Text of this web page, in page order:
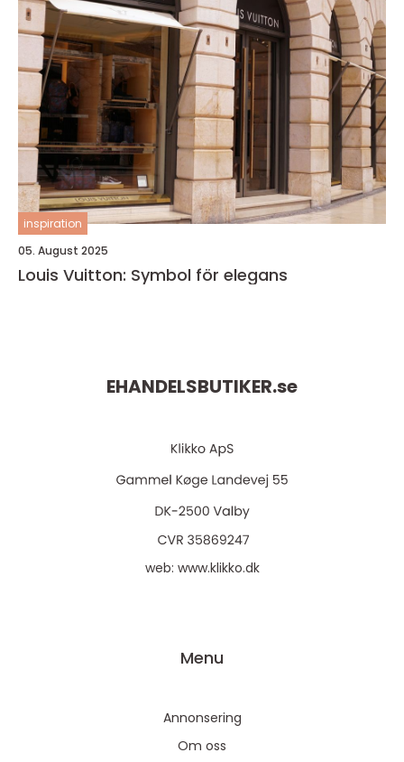
inspiration
05. August 2025
Louis Vuitton: Symbol för elegans
EHANDELSBUTIKER.se
web: www.klikko.dk
Menu
Annonsering
Om oss